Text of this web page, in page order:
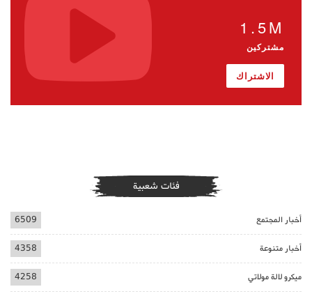
1.5M
مشتركين
الاشتراك
فئات شعبية
أخبار المجتمع 6509
أخبار متنوعة 4358
ميكرو لالة مولاتي 4258